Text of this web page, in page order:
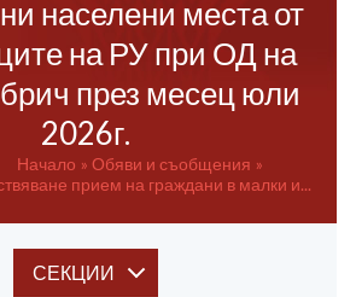
населени места от
на РУ при ОД на
през месец юли
2026г.
Начало
Обяви и съобщения
прием на граждани в малки и...
СЕКЦИИ